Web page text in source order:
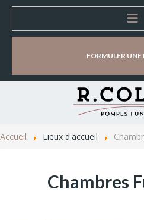
Organisation d'obsèques
Lieux d'accueil
FORMULER
Accueil Lieux d'accueil
Chambres